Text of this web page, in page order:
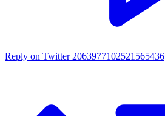
Reply on Twitter 2063977102521565436